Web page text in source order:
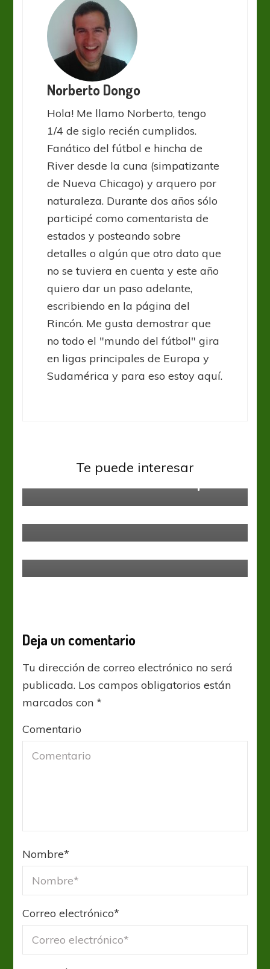
Norberto Dongo
Hola! Me llamo Norberto, tengo
1/4 de siglo recién cumplidos.
Fanático del fútbol e hincha de
River desde la cuna (simpatizante
de Nueva Chicago) y arquero por
naturaleza. Durante dos años sólo
participé como comentarista de
estados y posteando sobre
detalles o algún que otro dato que
no se tuviera en cuenta y este año
quiero dar un paso adelante,
escribiendo en la página del
Rincón. Me gusta demostrar que
no todo el "mundo del fútbol" gira
en ligas principales de Europa y
Sudamérica y para eso estoy aquí.
Te puede interesar
Sin categoría
Sin categoría
FA Cup: Rochdale sorprendió a
Deja un comentario
Tu dirección de correo electrónico no será
publicada. Los campos obligatorios están
marcados con*
Comentario
Nombre*
Correo electrónico*